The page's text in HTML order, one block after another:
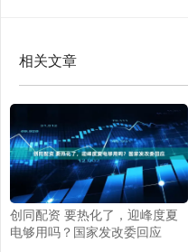
相关文章
创同配资 要热化了，迎峰度夏
电够用吗？国家发改委回应